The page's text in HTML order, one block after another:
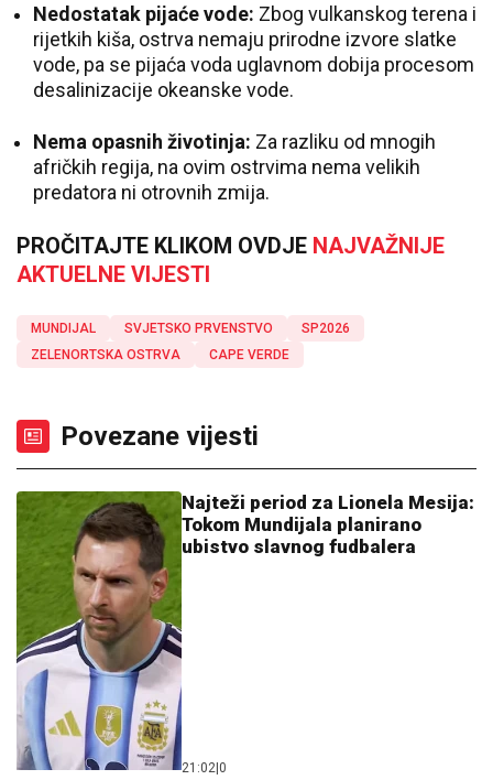
Nedostatak pijaće vode: Zbog vulkanskog terena i
rijetkih kiša, ostrva nemaju prirodne izvore slatke
vode, pa se pijaća voda uglavnom dobija procesom
desalinizacije okeanske vode.
Nema opasnih životinja: Za razliku od mnogih
afričkih regija, na ovim ostrvima nema velikih
predatora ni otrovnih zmija.
PROČITAJTE KLIKOM OVDJE NAJVAŽNIJE
AKTUELNE VIJESTI
MUNDIJAL SVJETSKO PRVENSTVO
SP2026
ZELENORTSKA OSTRVA
CAPE VERDE
Povezane vijesti
Najteži period za Lionela Mesija:
Tokom Mundijala planirano
ubistvo slavnog fudbalera
21:02 0